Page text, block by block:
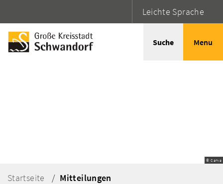
Leichte Sprache
Suche Menu
© Canva
Startseite Mitteilungen